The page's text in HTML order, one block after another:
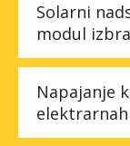
Solarni
modul
Napajanje
elektrarnah